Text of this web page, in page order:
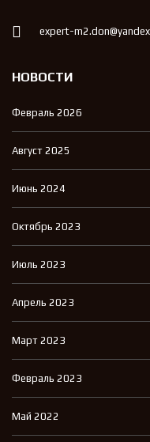
expert-
НОВОСТИ
Февраль 2026
Август 2025
Июнь 2024
Октябрь 2023
Июль 2023
Апрель 2023
Март 2023
Февраль 2023
Май 2022